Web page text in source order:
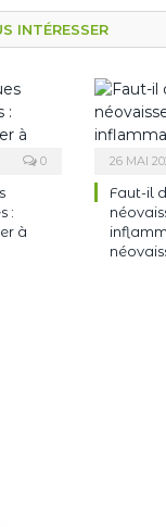
INTÉRESSER
0
:
à
26 MAI
Faut-il